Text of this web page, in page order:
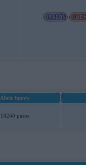
Abrir huevo
10240 pasos